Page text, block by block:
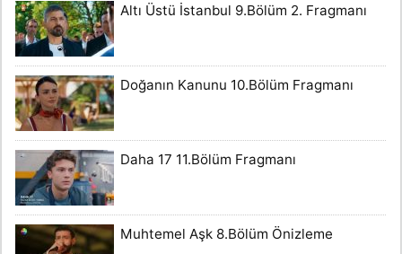
Altı Üstü İstanbul 9.Bölüm 2. Fragmanı
Doğanın Kanunu 10.Bölüm Fragmanı
Daha 17 11.Bölüm Fragmanı
Muhtemel Aşk 8.Bölüm Önizleme